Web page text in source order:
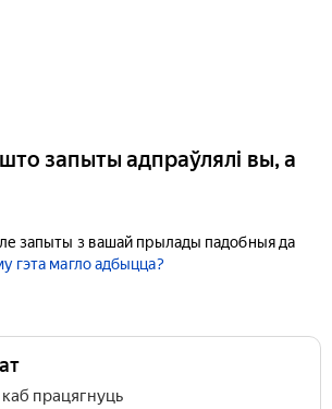
запыты адпраўлялі вы, а
запыты з вашай прылады падобныя да
гэта магло адбыцца?
каб працягнуць